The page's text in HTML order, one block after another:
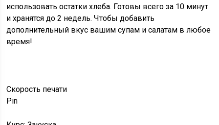
использовать остатки хлеба. Готовы всего за 10 минут
и хранятся до 2 недель. Чтобы добавить
дополнительный вкус вашим супам и салатам в любое
время!
Скорость печати
Pin